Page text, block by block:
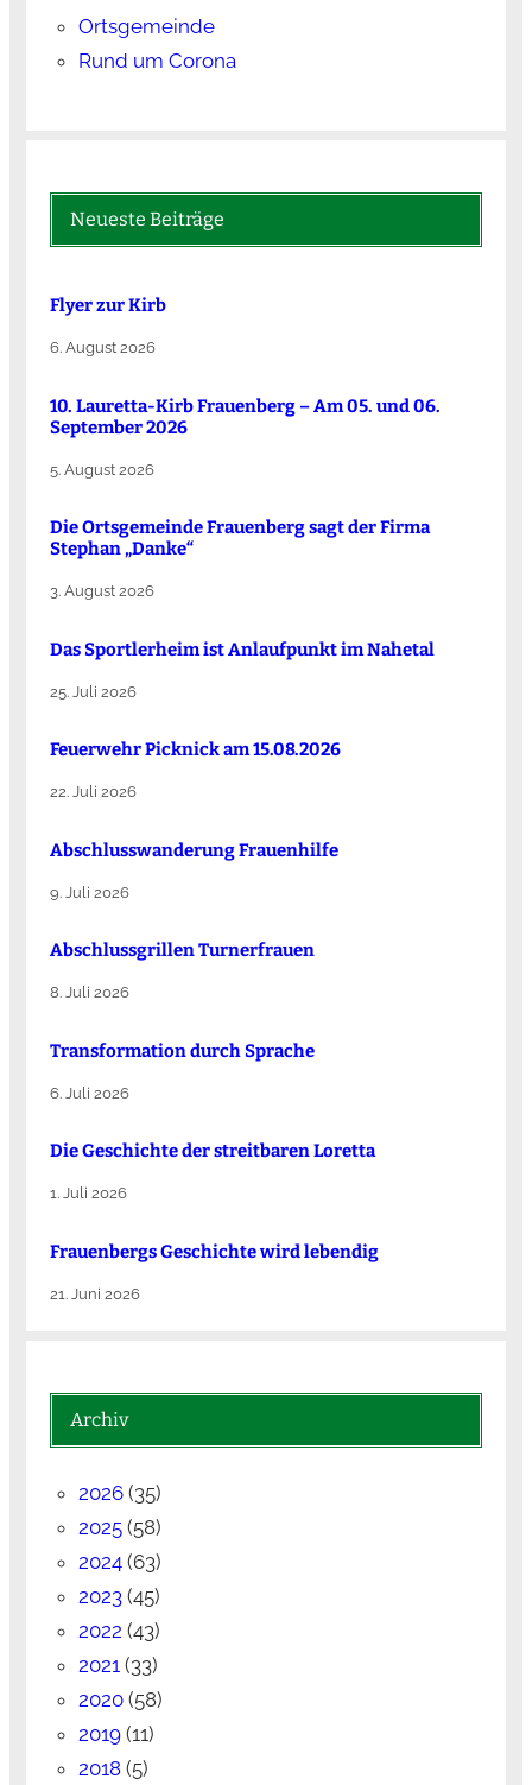
Ortsgemeinde
Rund um Corona
Neueste Beiträge
Flyer zur Kirb
6. August 2026
10. Lauretta-Kirb Frauenberg – Am 05. und 06.
September 2026
5. August 2026
Die Ortsgemeinde Frauenberg sagt der Firma
Stephan „Danke“
3. August 2026
Das Sportlerheim ist Anlaufpunkt im Nahetal
25. Juli 2026
Feuerwehr Picknick am 15.08.2026
22. Juli 2026
Abschlusswanderung Frauenhilfe
9. Juli 2026
Abschlussgrillen Turnerfrauen
8. Juli 2026
Transformation durch Sprache
6. Juli 2026
Die Ge­schich­te der streit­ba­ren Lo­ret­ta
1. Juli 2026
Frauenbergs Geschichte wird lebendig
21. Juni 2026
Archiv
2026(35)
2025(58)
2024(63)
2023(45)
2022 (43)
2021 (33)
2020(58)
2019(11)
2018(5)